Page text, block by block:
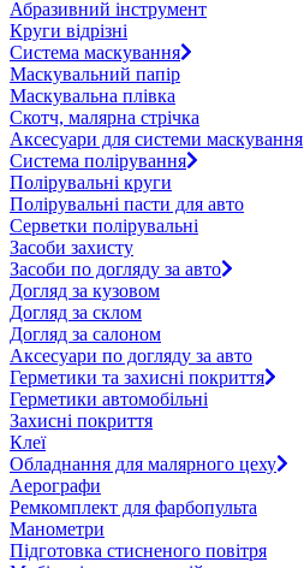
Абразивний інструмент
Круги відрізні
Система маскування
Маскувальний папір
Маскувальна плівка
Скотч, малярна стрічка
Аксесуари для системи маскування
Система полірування
Полірувальні круги
Полірувальні пасти для авто
Серветки полірувальні
Засоби захисту
Засоби по догляду за авто
Догляд за кузовом
Догляд за склом
Догляд за салоном
Аксесуари по догляду за авто
Герметики та захисні покриття
Герметики автомобільні
Захисні покриття
Клеї
Обладнання для малярного цеху
Аерографи
Ремкомплект для фарбопульта
Манометри
Підготовка стисненого повітря